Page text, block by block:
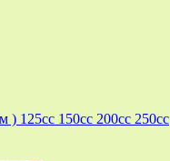
) 125cc 150cc 200cc 250cc